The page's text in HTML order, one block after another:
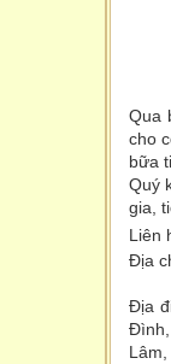
Qua
cho
bữa
Quý
gia,
Liên
Địa
Địa